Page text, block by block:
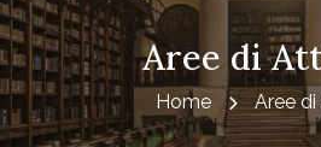
Aree di
Home Aree